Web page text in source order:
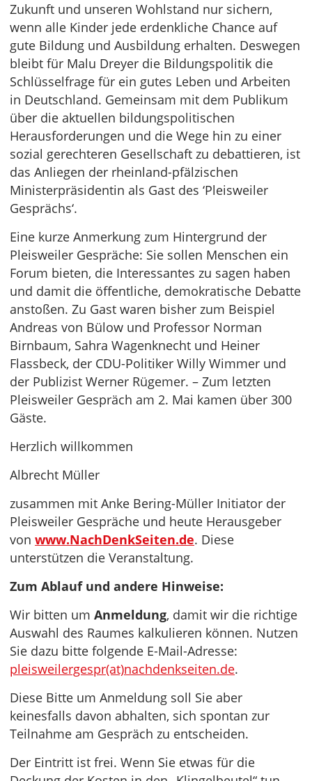
Zukunft und unseren Wohlstand nur sichern,
wenn alle Kinder jede erdenkliche Chance auf
gute Bildung und Ausbildung erhalten. Deswegen
bleibt für Malu Dreyer die Bildungspolitik die
Schlüsselfrage für ein gutes Leben und Arbeiten
in Deutschland. Gemeinsam mit dem Publikum
über die aktuellen bildungspolitischen
Herausforderungen und die Wege hin zu einer
sozial gerechteren Gesellschaft zu debattieren, ist
das Anliegen der rheinland-pfälzischen
Ministerpräsidentin als Gast des ‘Pleisweiler
Gesprächs‘.
Eine kurze Anmerkung zum Hintergrund der
Pleisweiler Gespräche: Sie sollen Menschen ein
Forum bieten, die Interessantes zu sagen haben
und damit die öffentliche, demokratische Debatte
anstoßen. Zu Gast waren bisher zum Beispiel
Andreas von Bülow und Professor Norman
Birnbaum, Sahra Wagenknecht und Heiner
Flassbeck, der CDU-Politiker Willy Wimmer und
der Publizist Werner Rügemer. – Zum letzten
Pleisweiler Gespräch am 2. Mai kamen über 300
Gäste.
Herzlich willkommen
Albrecht Müller
zusammen mit Anke Bering-Müller Initiator der
Pleisweiler Gespräche und heute Herausgeber
von www.NachDenkSeiten.de. Diese
unterstützen die Veranstaltung.
Zum Ablauf und andere Hinweise:
Wir bitten um Anmeldung, damit wir die richtige
Auswahl des Raumes kalkulieren können. Nutzen
Sie dazu bitte folgende E-Mail-Adresse:
pleisweilergespr(at)nachdenkseiten.de.
Diese Bitte um Anmeldung soll Sie aber
keinesfalls davon abhalten, sich spontan zur
Teilnahme am Gespräch zu entscheiden.
Der Eintritt ist frei. Wenn Sie etwas für die